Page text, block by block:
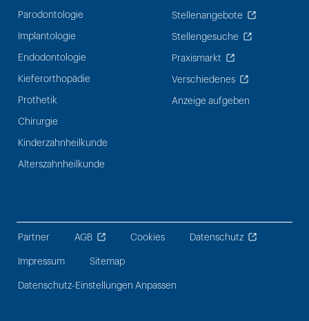
Parodontologie
Implantologie
Endodontologie
Kieferorthopädie
Prothetik
Chirurgie
Kinderzahnheilkunde
Alterszahnheilkunde
Stellenangebote
Stellengesuche
Praxismarkt
Verschiedenes
Anzeige aufgeben
Partner AGB Cookies Datenschutz
Impressum Sitemap
Datenschutz-Einstellungen Anpassen